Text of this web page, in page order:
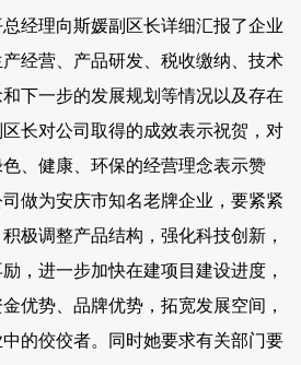
经理向斯媛副区长详细汇报了企业
经营、产品研发、税收缴纳、技术
下一步的发展规划等情况以及存在
长对公司取得的成效表示祝贺，对
、健康、环保的经营理念表示赞
做为安庆市知名老牌企业，要紧紧
极调整产品结构，强化科技创新，
，进一步加快在建项目建设进度，
优势、品牌优势，拓宽发展空间，
的佼佼者。同时她要求有关部门要